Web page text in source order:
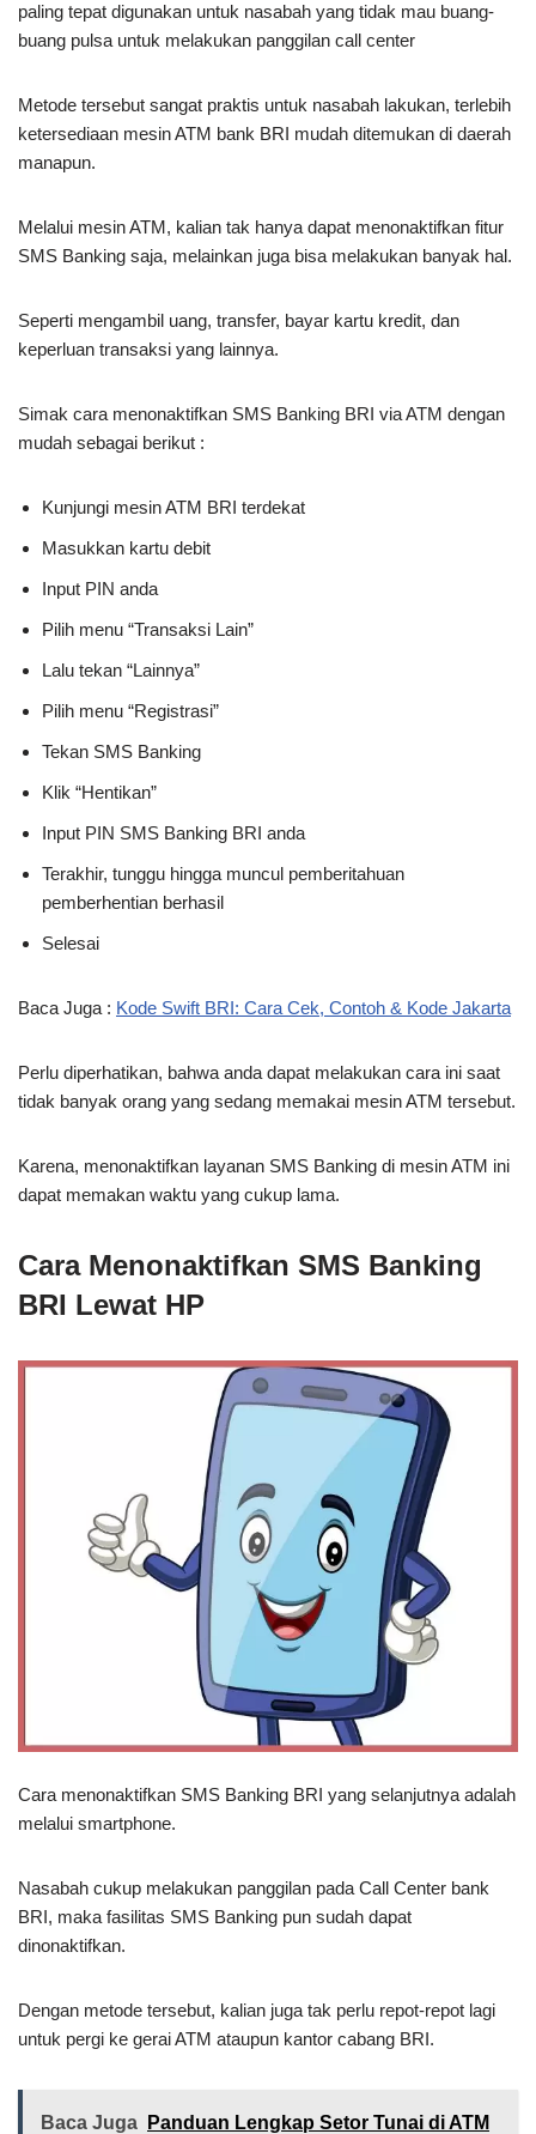
paling tepat digunakan untuk nasabah yang tidak mau buang-
buang pulsa untuk melakukan panggilan call center
Metode tersebut sangat praktis untuk nasabah lakukan, terlebih
ketersediaan mesin ATM bank BRI mudah ditemukan di daerah
manapun.
Melalui mesin ATM, kalian tak hanya dapat menonaktifkan fitur
SMS Banking saja, melainkan juga bisa melakukan banyak hal.
Seperti mengambil uang, transfer, bayar kartu kredit, dan
keperluan transaksi yang lainnya.
Simak cara menonaktifkan SMS Banking BRI via ATM dengan
mudah sebagai berikut :
Kunjungi mesin ATM BRI terdekat
Masukkan kartu debit
Input PIN anda
Pilih menu “Transaksi Lain”
Lalu tekan “Lainnya”
Pilih menu “Registrasi”
Tekan SMS Banking
Klik “Hentikan”
Input PIN SMS Banking BRI anda
Terakhir, tunggu hingga muncul pemberitahuan
pemberhentian berhasil
Selesai
Baca Juga : Kode Swift BRI: Cara Cek, Contoh & Kode Jakarta
Perlu diperhatikan, bahwa anda dapat melakukan cara ini saat
tidak banyak orang yang sedang memakai mesin ATM tersebut.
Karena, menonaktifkan layanan SMS Banking di mesin ATM ini
dapat memakan waktu yang cukup lama.
Cara Menonaktifkan SMS Banking
BRI Lewat HP
Cara menonaktifkan SMS Banking BRI yang selanjutnya adalah
melalui smartphone.
Nasabah cukup melakukan panggilan pada Call Center bank
BRI, maka fasilitas SMS Banking pun sudah dapat
dinonaktifkan.
Dengan metode tersebut, kalian juga tak perlu repot-repot lagi
untuk pergi ke gerai ATM ataupun kantor cabang BRI.
Baca Juga
Panduan Lengkap Setor Tunai di ATM